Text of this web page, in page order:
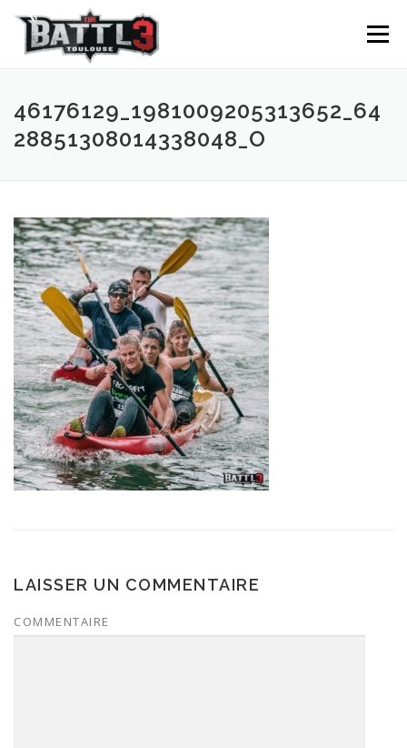
Menu
46176129_1981009205313652_64
28851308014338048_O
LAISSER UN COMMENTAIRE
COMMENTAIRE